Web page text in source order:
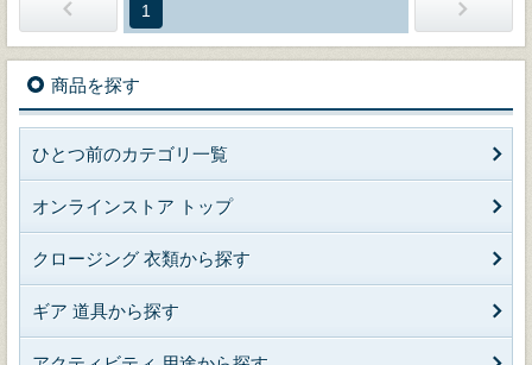
1
商品を探す
ひとつ前のカテゴリ一覧
オンラインストア トップ
クロージング 衣類から探す
ギア 道具から探す